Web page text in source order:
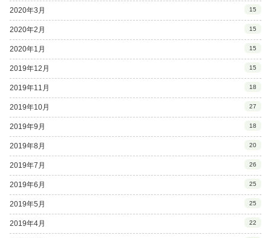
2020年3月 15
2020年2月 15
2020年1月 15
2019年12月 15
2019年11月 18
2019年10月 27
2019年9月 18
2019年8月 20
2019年7月 26
2019年6月 25
2019年5月 25
2019年4月 22